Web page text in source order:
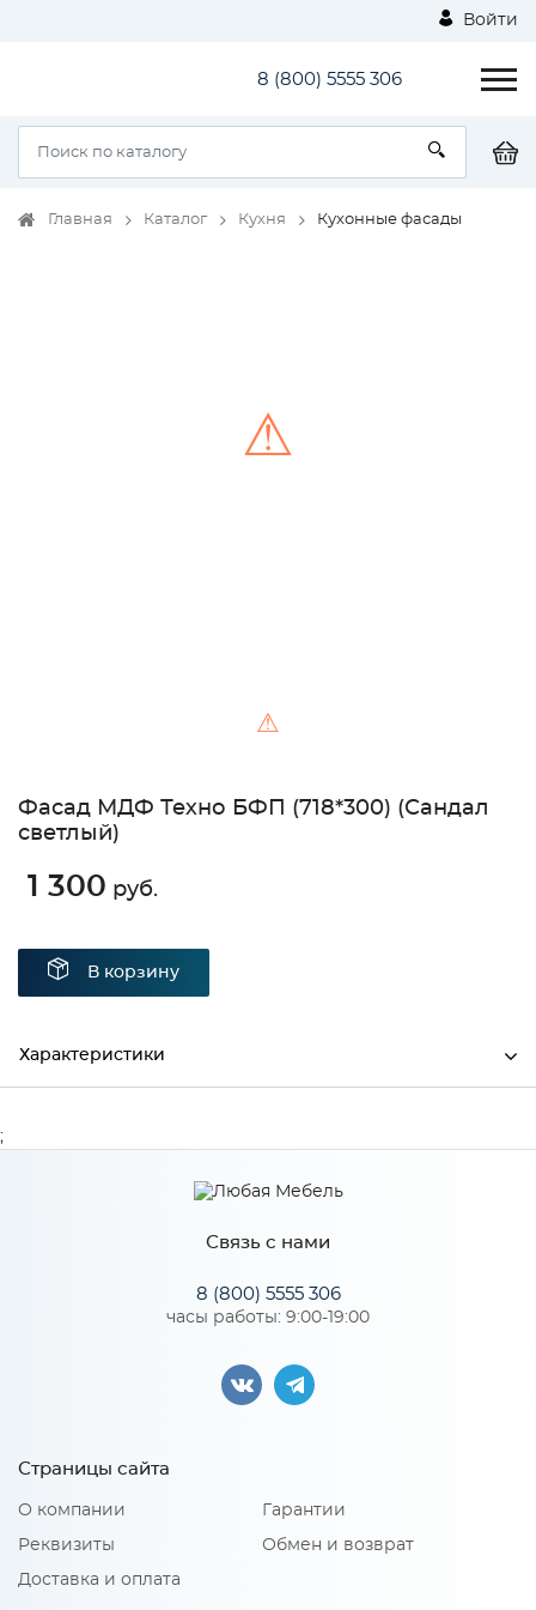
Войти
8 (800) 5555 306
Главная Каталог Кухня Кухонные фасады
⚠
⚠
Фасад МДФ Техно БФП (718*300) (Сандал
светлый)
1 300 руб.
В корзину
Характеристики
Связь с нами
8 (800) 5555 306
часы работы: 9:00-19:00
Страницы сайта
О компании
Реквизиты
Доставка и оплата
Гарантии
Обмен и возврат
;